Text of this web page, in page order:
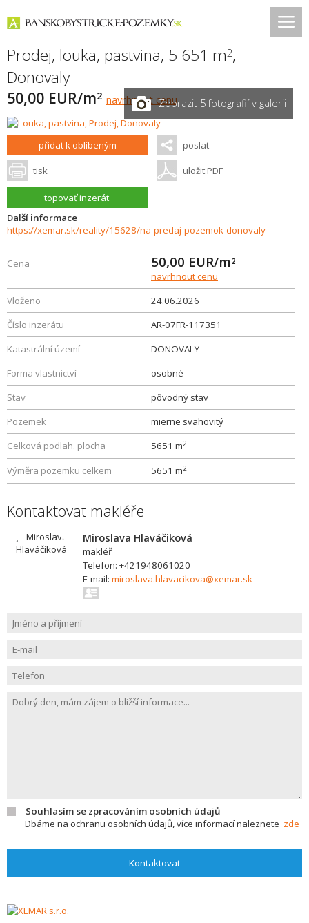
Prodej, louka, pastvina, 5 651 m2,
Donovaly
50,00 EUR/m2 navrhnout cenuZobrazit 5 fotografií v galerii
přidat k oblíbeným poslat
tisk uložit PDF
topovať inzerát
Další informace
https://xemar.sk/reality/15628/na-predaj-pozemok-donovaly
Cena 50,00 EUR/m2
navrhnout cenu
Vloženo
24.06.2026
Číslo inzerátu
AR-07FR-117351
Katastrální území
DONOVALY
Forma vlastnictví
osobné
Stav
pôvodný stav
Pozemek
mierne svahovitý
Celková podlah. plocha
5651 m2
Výměra pozemku celkem 5651 m2
Kontaktovat makléře
Miroslava Hlaváčiková
makléř
Telefon: +421948061020
E-mail: miroslava.hlavacikova@xemar.sk
Souhlasím se zpracováním osobních údajů
Dbáme na ochranu osobních údajů, více informací naleznete zde
Kontaktovat